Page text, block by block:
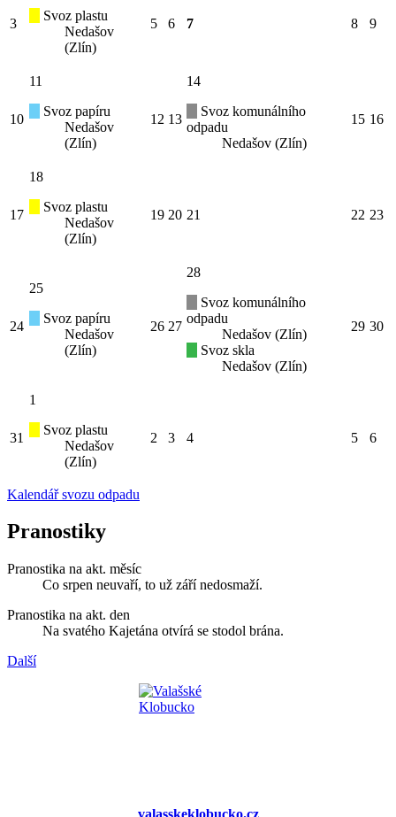
3
Svoz plastu
Nedašov
(Zlín)
5 6 7 8 9
10
11
Svoz papíru
Nedašov
(Zlín)
12 13
14
Svoz komunálního
odpadu
Nedašov (Zlín)
15 16
17
18
Svoz plastu
Nedašov
(Zlín)
19 20 21 22 23
24
25
Svoz papíru
Nedašov
(Zlín)
26 27
28
Svoz komunálního
odpadu
Nedašov (Zlín)
Svoz skla
Nedašov (Zlín)
29 30
31
1
Svoz plastu
Nedašov
(Zlín)
2 3 4 5 6
Kalendář svozu odpadu
Pranostiky
Pranostika na akt. měsíc
Co srpen neuvaří, to už září nedosmaží.
Pranostika na akt. den
Na svatého Kajetána otvírá se stodol brána.
Další